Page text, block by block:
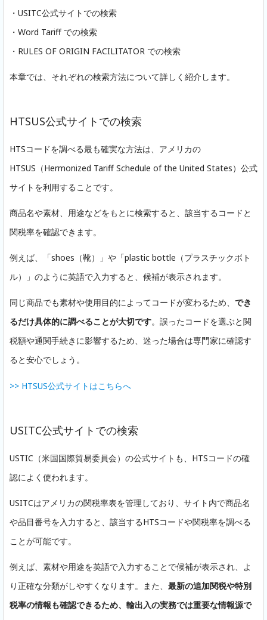
・USITC公式サイトでの検索
・Word Tariff での検索
・RULES OF ORIGIN FACILITATOR での検索
本章では、それぞれの検索方法について詳しく紹介します。
HTSUS公式サイトでの検索
HTSコードを調べる最も確実な方法は、アメリカの
HTSUS（Hermonized Tariff Schedule of the United States）公式
サイトを利用することです。
商品名や素材、用途などをもとに検索すると、該当するコードと
関税率を確認できます。
例えば、「shoes（靴）」や「plastic bottle（プラスチックボト
ル）」のように英語で入力すると、候補が表示されます。
同じ商品でも素材や使用目的によってコードが変わるため、 でき
るだけ具体的に調べることが大切です。誤ったコードを選ぶと関
税額や通関手続きに影響するため、迷った場合は専門家に確認す
ると安心でしょう。
>> HTSUS公式サイトはこちらへ
USITC公式サイトでの検索
USTIC（米国国際貿易委員会）の公式サイトも、HTSコードの確
認によく使われます。
USITCはアメリカの関税率表を管理しており、サイト内で商品名
や品目番号を入力すると、該当するHTSコードや関税率を調べる
ことが可能です。
例えば、素材や用途を英語で入力することで候補が表示され、よ
り正確な分類がしやすくなります。また、 最新の追加関税や特別
税率の情報も確認できるため、輸出入の実務では重要な情報源で
無料相談・資料請求